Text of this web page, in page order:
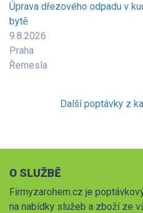
Úprava dřezového odpadu v
bytě
9.8.2026
Praha
Řemesla
Další poptávky z
O SLUŽBĚ
Firmyzarohem.cz je
na nabídky služeb a zboží ze